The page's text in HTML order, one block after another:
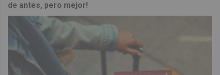
de antes, pero mejor!